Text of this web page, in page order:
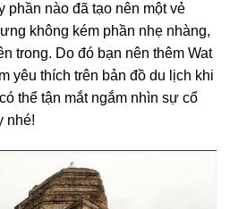
phần nào đã tạo nên một vẻ
không kém phần nhẹ nhàng,
trong. Do đó bạn nên thêm Wat
yêu thích trên bản đồ du lịch khi
thể tận mắt ngắm nhìn sự cổ
nhé!